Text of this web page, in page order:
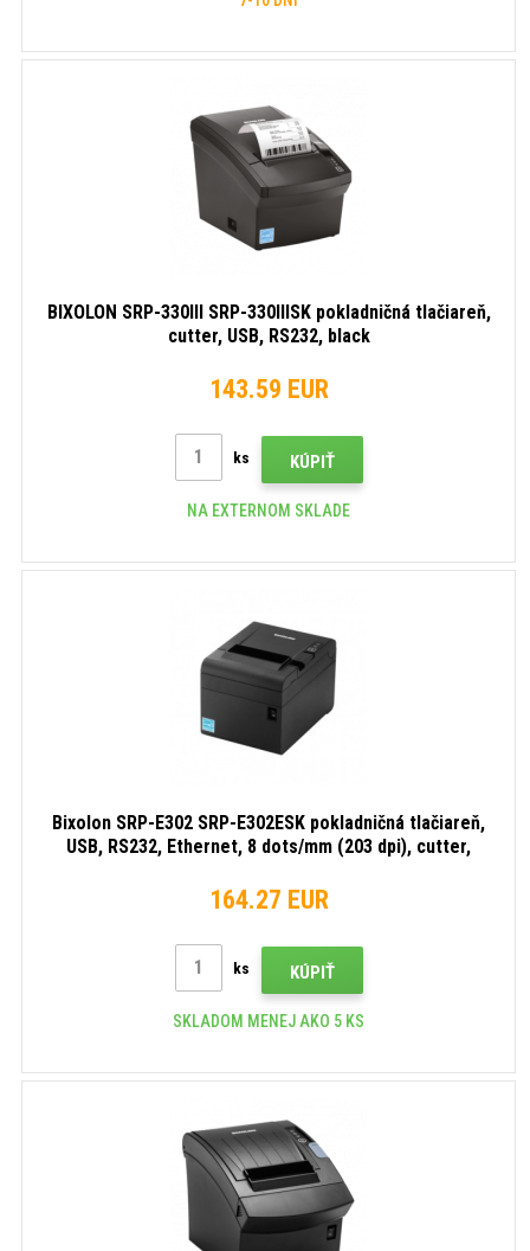
BIXOLON SRP-330III SRP-330IIISK pokladničná tlačiareň,
cutter, USB, RS232, black
143.59 EUR
ks KÚPIŤ
NA EXTERNOM SKLADE
Bixolon SRP-E302 SRP-E302ESK pokladničná tlačiareň,
USB, RS232, Ethernet, 8 dots/mm (203 dpi), cutter,
164.27 EUR
ks KÚPIŤ
SKLADOM MENEJ AKO 5 KS